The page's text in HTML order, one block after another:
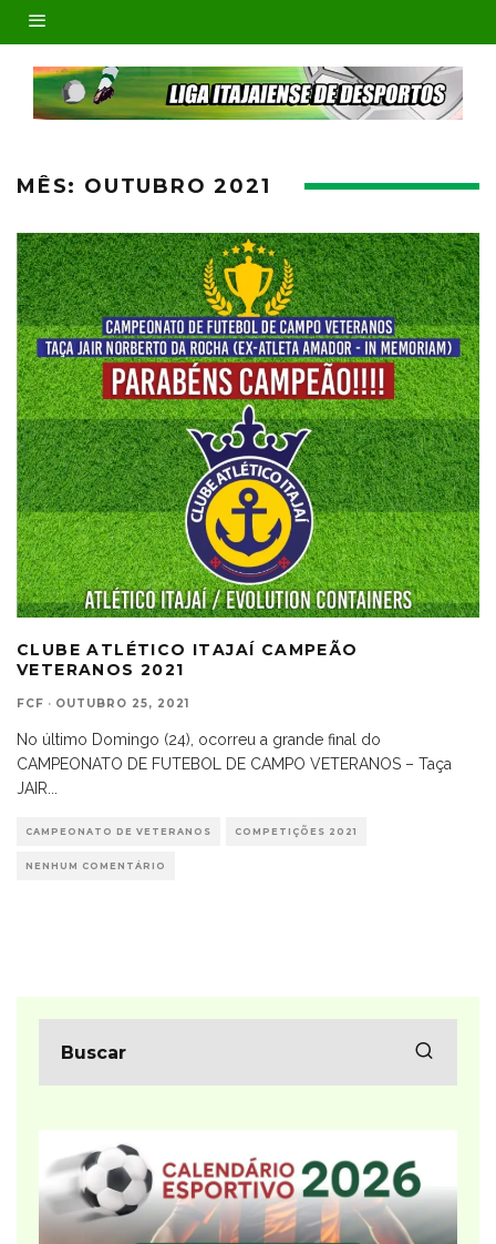
MÊS: OUTUBRO 2021
CLUBE ATLÉTICO ITAJAÍ CAMPEÃO
VETERANOS 2021
FCF · OUTUBRO 25, 2021
No último Domingo (24), ocorreu a grande final do
CAMPEONATO DE FUTEBOL DE CAMPO VETERANOS – Taça
JAIR...
CAMPEONATO DE VETERANOS COMPETIÇÕES 2021
NENHUM COMENTÁRIO